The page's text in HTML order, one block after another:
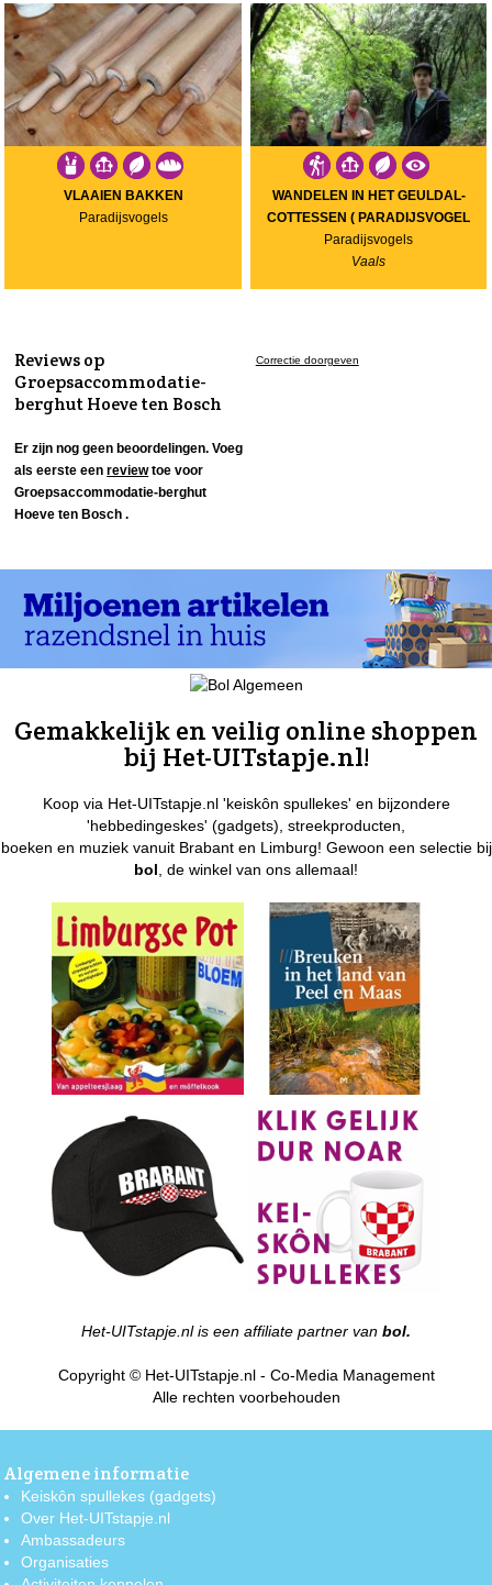
VLAAIEN BAKKEN
Paradijsvogels
WANDELEN IN HET GEULDAL-
COTTESSEN ( PARADIJSVOGEL
Paradijsvogels
Vaals
Reviews op
Groepsaccommodatie-
berghut Hoeve ten Bosch
Er zijn nog geen beoordelingen. Voeg
als eerste eenreviewtoe voor
Groepsaccommodatie-berghut
Hoeve ten Bosch .
Correctie doorgeven
Gemakkelijk en veilig online shoppen
bij Het-UITstapje.nl!
Koop via Het-UITstapje.nl 'keiskôn spullekes' en bijzondere
'hebbedingeskes' (gadgets), streekproducten,
boeken en muziek vanuit Brabant en Limburg! Gewoon een selectie bij
bol , de winkel van ons allemaal!
Het-UITstapje.nl is een affiliate partner van bol.
Copyright © Het-UITstapje.nl - Co-Media Management
Alle rechten voorbehouden
Algemene informatie
Keiskôn spullekes (gadgets)
Over Het-UITstapje.nl
Ambassadeurs
Organisaties